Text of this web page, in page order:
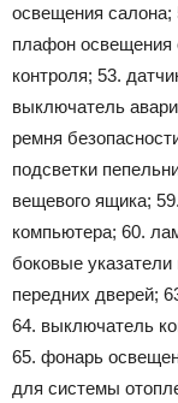
освещения салона;
плафон освещения
контроля; 53.
выключатель
ремня
подсветки
вещевого ящика;
компьютера; 60.
боковые
передних дверей;
64. выключатель
65. фонарь
для системы